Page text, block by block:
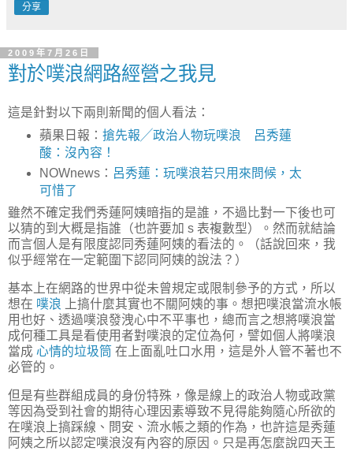
分享
2009年7月26日
對於噗浪網路經營之我見
這是針對以下兩則新聞的個人看法：
蘋果日報： 搶先報╱政治人物玩噗浪 呂秀蓮
酸：沒內容！
NOWnews： 呂秀蓮：玩噗浪若只用來問候，太
可惜了
雖然不確定我們秀蓮阿姨暗指的是誰，不過比對一下後也可
以猜的到大概是指誰（也許要加 s 表複數型）。然而就結論
而言個人是有限度認同秀蓮阿姨的看法的。（話說回來，我
似乎經常在一定範圍下認同阿姨的說法？）
基本上在網路的世界中從未曾規定或限制參予的方式，所以
想在 噗浪 上搞什麼其實也不關阿姨的事。想把噗浪當流水帳
用也好、透過噗浪發洩心中不平事也，總而言之想將噗浪當
成何種工具是看使用者對噗浪的定位為何，譬如個人將噗浪
當成 心情的垃圾筒 在上面亂吐口水用，這是外人管不著也不
必管的。
但是有些群組成員的身份特殊，像是線上的政治人物或政黨
等因為受到社會的期待心理因素導致不見得能夠隨心所欲的
在噗浪上搞踩線、問安、流水帳之類的作為，也許這是秀蓮
阿姨之所以認定噗浪沒有內容的原因。只是再怎麼說四天王